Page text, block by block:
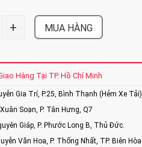
+ MUA HÀNG
Hàng Tại TP. Hồ Chí Minh
Gia Trí, P.25, Bình Thạnh (Hẻm Xe Tải)
Soạn, P. Tân Hưng, Q7
Giáp, P. Phước Long B, Thủ Đức.
Văn Hoa, P. Thống Nhất, TP. Biên Hòa